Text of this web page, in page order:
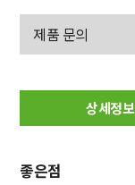
제품 문의
상세정보
좋은점